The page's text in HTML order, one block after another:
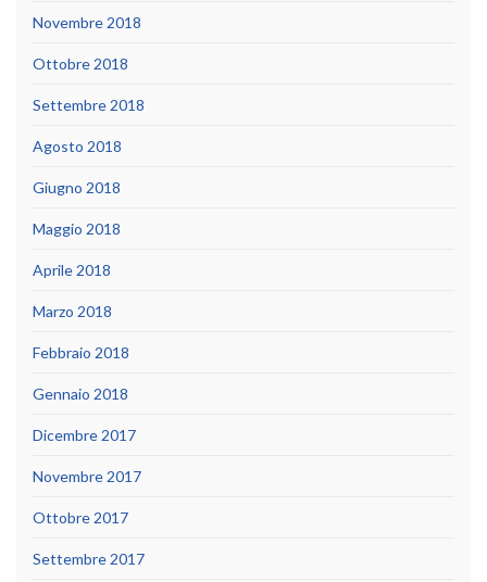
Novembre 2018
Ottobre 2018
Settembre 2018
Agosto 2018
Giugno 2018
Maggio 2018
Aprile 2018
Marzo 2018
Febbraio 2018
Gennaio 2018
Dicembre 2017
Novembre 2017
Ottobre 2017
Settembre 2017